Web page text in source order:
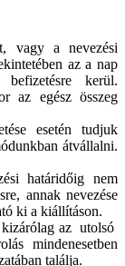
vagy a nevezési
az a nap
kerül.
az egész összeg
esetén tudjuk
átvállalni.
határidőig nem
annak nevezése
ki a kiállításon.
az utolsó
mindenesetben
találja.